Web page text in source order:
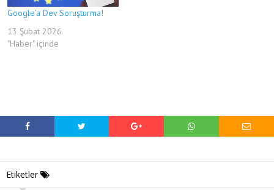
Google’a Dev Soruşturma!
13 Şubat 2026
"Haber" içinde
Etiketler